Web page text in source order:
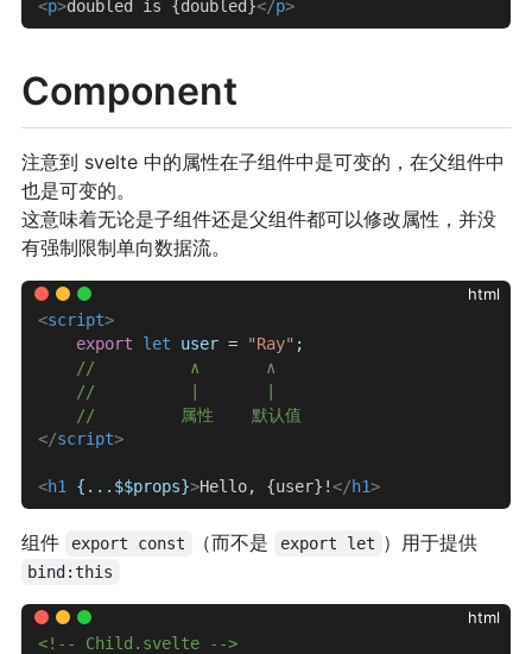
<p>doubled is {doubled}</p>
Component
注意到 svelte 中的属性在子组件中是可变的，在父组件中
也是可变的。
这意味着无论是子组件还是父组件都可以修改属性，并没
有强制限制单向数据流。
html
<script>
    export
let user = "Ray" ;
    //          ∧       ∧
    //          |       |
    //         属性    默认值
</script>
<h1 {...$$props}>Hello, {user}!</h1>
组件 export const （而不是 export let ）用于提供
bind:this
html
<!-- Child.svelte -->